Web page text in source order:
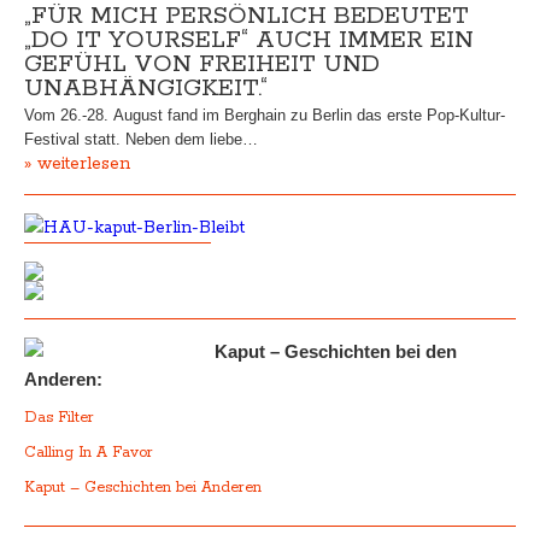
„FÜR MICH PERSÖNLICH BEDEUTET
„DO IT YOURSELF“ AUCH IMMER EIN
GEFÜHL VON FREIHEIT UND
UNABHÄNGIGKEIT.“
Vom 26.-28. August fand im Berghain zu Berlin das erste Pop-Kultur-
Festival statt. Neben dem liebe…
» weiterlesen
Kaput – Geschichten bei den
Anderen:
Das Filter
Calling In A Favor
Kaput – Geschichten bei Anderen